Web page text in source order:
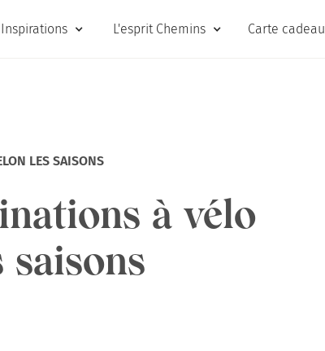
Inspirations L'esprit Chemins Carte cadeau
LES SAISONS
à vélo